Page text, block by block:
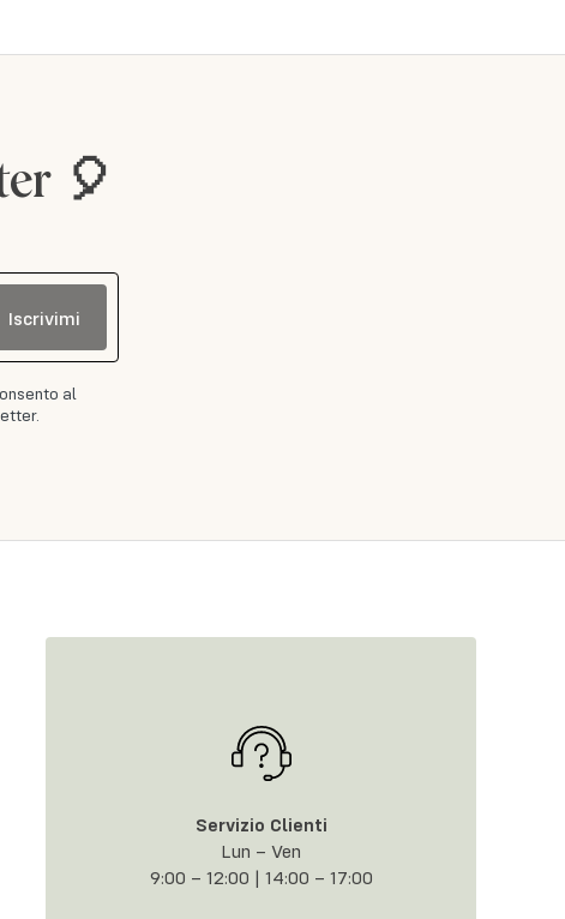
🎈
Iscrivimi
al
Servizio Clienti
Lun – Ven
9:00 – 12:00 | 14:00 – 17:00